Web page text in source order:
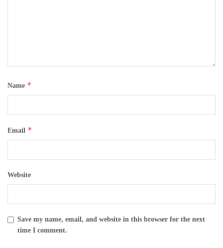
Name *
Email *
Website
Save my name, email, and website in this browser for the next
time I comment.